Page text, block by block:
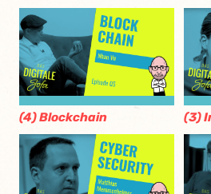
(4) Blockchain (3)